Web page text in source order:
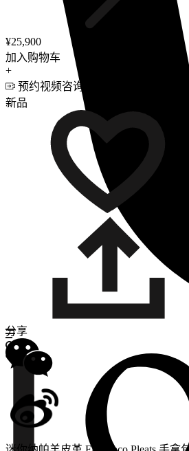
¥25,900
加入购物车
+
预约视频咨询
新品
分享